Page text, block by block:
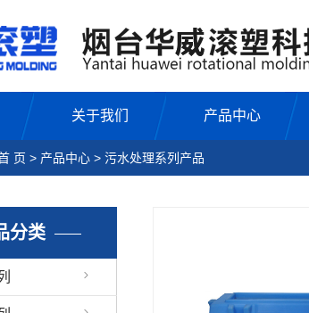
关于我们 产品中心
页 > 产品中心 > 污水处理系列产品
分类